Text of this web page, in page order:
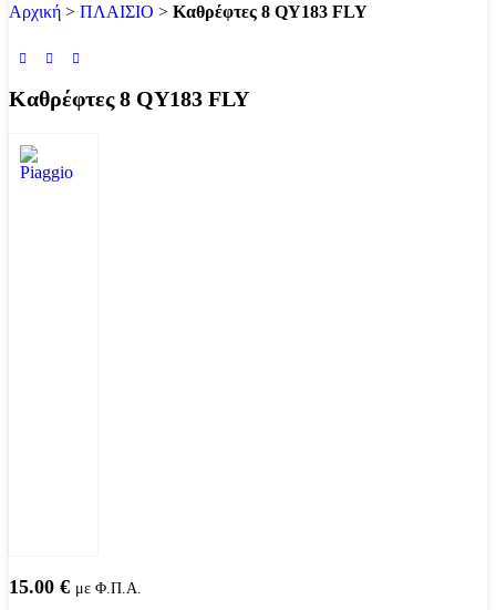
Αρχική > ΠΛΑΙΣΙΟ > Καθρέφτες 8 QY183 FLY
Καθρέφτες 8 QY183 FLY
15.00 € με Φ.Π.Α.